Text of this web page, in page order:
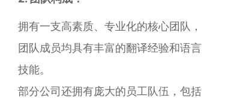
拥有一支高素质、专业化的核心团队，
团队成员均具有丰富的翻译经验和语言
技能。
部分公司还拥有庞大的员工队伍，包括